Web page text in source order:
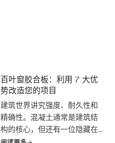
百叶窗胶合板：利用 7 大优
势改造您的项目
建筑世界讲究强度、耐久性和
精确性。混凝土通常是建筑结
构的核心，但还有一位隐藏在
幕后不知疲倦工作的英雄：卷